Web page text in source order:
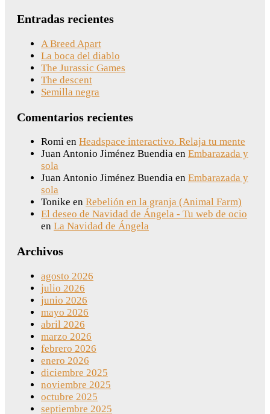
Entradas recientes
A Breed Apart
La boca del diablo
The Jurassic Games
The descent
Semilla negra
Comentarios recientes
Romi en Headspace interactivo. Relaja tu mente
Juan Antonio Jiménez Buendia en Embarazada y
sola
Juan Antonio Jiménez Buendia en Embarazada y
sola
Tonike en Rebelión en la granja (Animal Farm)
El deseo de Navidad de Ángela - Tu web de ocio
en La Navidad de Ángela
Archivos
agosto 2026
julio 2026
junio 2026
mayo 2026
abril 2026
marzo 2026
febrero 2026
enero 2026
diciembre 2025
noviembre 2025
octubre 2025
septiembre 2025